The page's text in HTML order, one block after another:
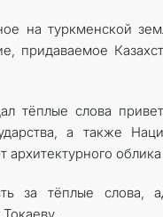
на туркменской
придаваемое
тёплые слова
а также
архитектурного
за тёплые слова,